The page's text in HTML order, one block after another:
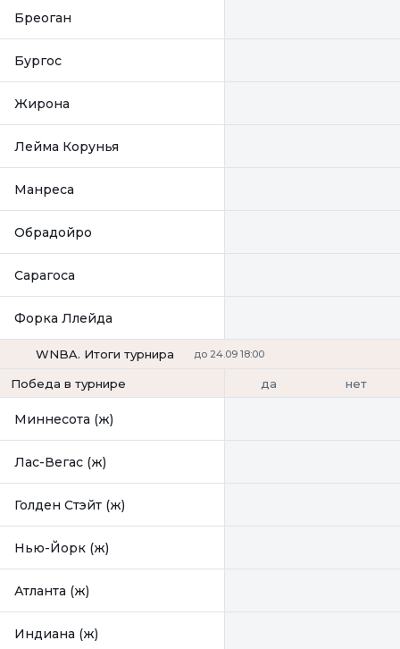
Бреоган
Бургос
Жирона
Лейма Корунья
Манреса
Обрадойро
Сарагоса
Форка Ллейда
WNBA. Итоги турнира до 24.09 18:00
Победа в турнире да нет
Миннесота (ж)
Лас-Вегас (ж)
Голден Стэйт (ж)
Нью-Йорк (ж)
Атланта (ж)
Индиана (ж)